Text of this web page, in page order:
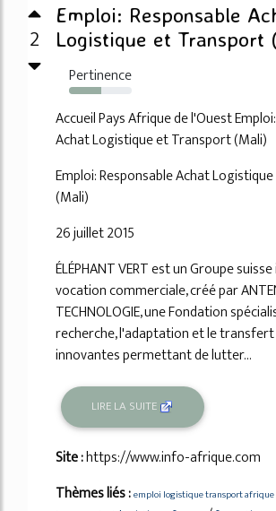
2
Emploi: Responsable
Logistique et Transport
Pertinence
52%
Accueil Pays Afrique de l'Ouest
Achat Logistique et Transport (Mali)
Emploi: Responsable Achat
(Mali)
26 juillet 2015
ÉLÉPHANT VERT est un Groupe
vocation commerciale, créé par
TECHNOLOGIE, une Fondation
recherche, l'adaptation et le
innovantes permettant de lutter...
LIRE LA SUITE
Site :https://www.info-afrique.com
Thèmes liés :emploi logistique transport afrique